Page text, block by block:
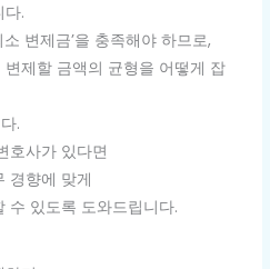
다.
변제금’을 충족해야 하므로,
제할 금액의 균형을 어떻게 잡
.
호사가 있다면
경향에 맞게
수 있도록 도와드립니다.